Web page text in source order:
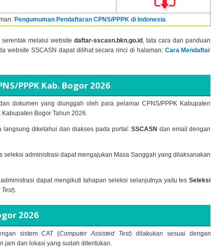
Pengumuman Pendaftaran CPNS/PPPK di Indonesia.
melalui website daftar-sscasn.bkn.go.id , tata cara dan panduan
website SSCASN dapat dilihat secara rinci di halaman: Cara Mendaftar
PPPK Kab. Bogor 2026
dokumen yang diunggah oleh para pelamar CPNS/PPPK Kabupaten
Bogor Tahun 2026.
langsung diketahui dan diakses pada portal: SSCASN dan email dengan
seleksi administrasi dapat mengajukan Masa Sanggah yang dilaksanakan
dapat mengikuti tahapan seleksi selanjutnya yaitu tesSeleksi
).
2026
sistem CAT (Computer Assisted Test) dilakukan sesuai dengan
jam dan lokasi yang sudah ditentukan.